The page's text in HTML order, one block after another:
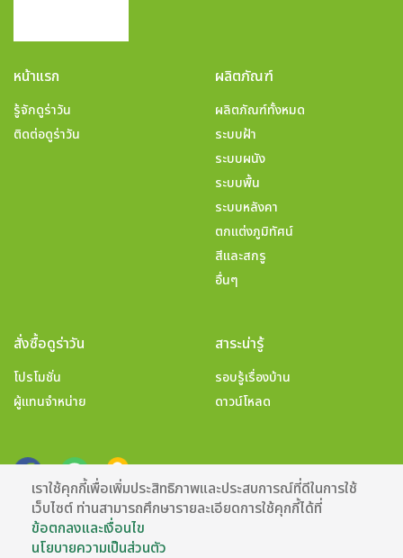
หน้าแรก
รู้จักดูร่าวัน
ติดต่อดูร่าวัน
ผลิตภัณฑ์
ผลิตภัณฑ์ทั้งหมด
ระบบฝ้า
ระบบผนัง
ระบบพื้น
ระบบหลังคา
ตกแต่งภูมิทัศน์
สีและสกรู
อื่นๆ
สั่งซื้อดูร่าวัน
โปรโมชั่น
ผู้แทนจำหน่าย
สาระน่ารู้
รอบรู้เรื่องบ้าน
ดาวน์โหลด
เราใช้คุกกี้เพื่อเพิ่มประสิทธิภาพและประสบการณ์ที่ดีในการใช้
เว็บไซต์ ท่านสามารถศึกษารายละเอียดการใช้คุกกี้ได้ที่
ข้อตกลงและเงื่อนไข
นโยบายความเป็นส่วนตัว